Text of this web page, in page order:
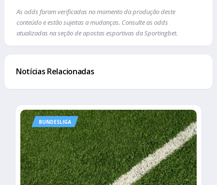
As odds foram verificadas no momento da produção deste
conteúdo e estão sujeitas a mudanças. Consulte as odds
atualizadas na seção de apostas esportivas da Sportingbet.
Notícias Relacionadas
BUNDESLIGA